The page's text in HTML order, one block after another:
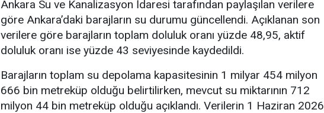
Ankara Su ve Kanalizasyon İdaresi tarafından paylaşılan verilere
göre Ankara’daki barajların su durumu güncellendi. Açıklanan son
verilere göre barajların toplam doluluk oranı yüzde 48,95, aktif
doluluk oranı ise yüzde 43 seviyesinde kaydedildi.
Barajların toplam su depolama kapasitesinin 1 milyar 454 milyon
666 bin metreküp olduğu belirtilirken, mevcut su miktarının 712
milyon 44 bin metreküp olduğu açıklandı. Verilerin 1 Haziran 2026